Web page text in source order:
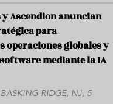
y Ascendion anuncian
para
globales y
mediante la IA
RIDGE, NJ, 5